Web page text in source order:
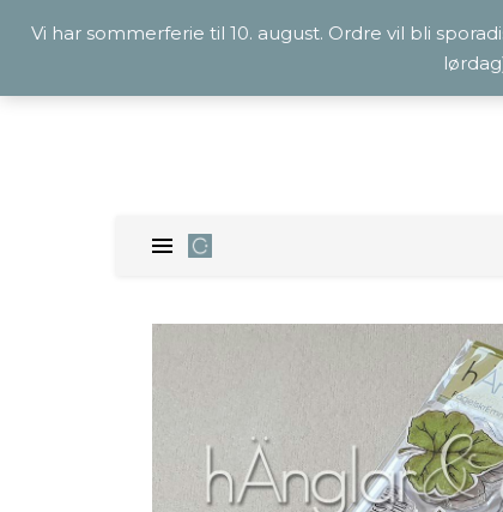
Vi har sommerferie til 10. august. Ordre vil bli